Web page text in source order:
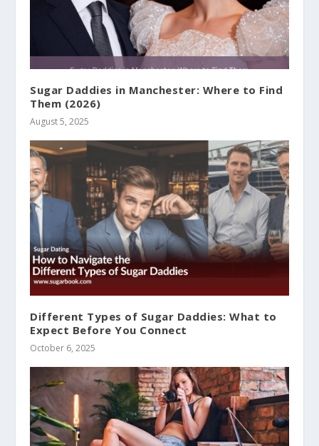
Sugar Daddies in Manchester: Where to Find
Them (2026)
August 5, 2025
Different Types of Sugar Daddies: What to
Expect Before You Connect
October 6, 2025